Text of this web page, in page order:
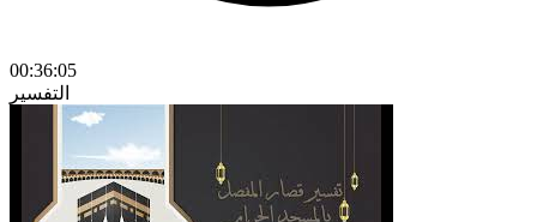
00:36:05
التفسير